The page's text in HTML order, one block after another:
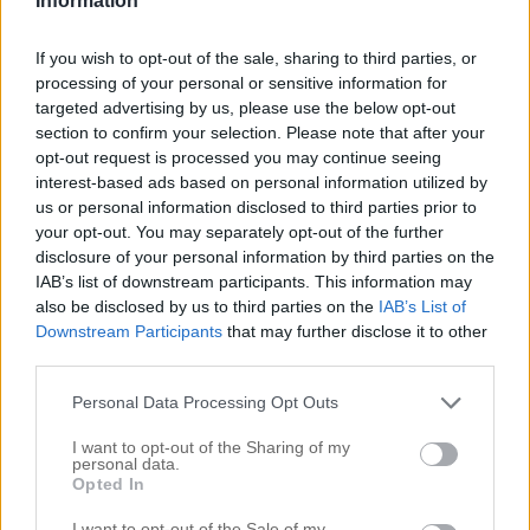
If you wish to opt-out of the sale, sharing to third parties, or
processing of your personal or sensitive information for
targeted advertising by us, please use the below opt-out
section to confirm your selection. Please note that after your
opt-out request is processed you may continue seeing
interest-based ads based on personal information utilized by
us or personal information disclosed to third parties prior to
your opt-out. You may separately opt-out of the further
disclosure of your personal information by third parties on the
IAB’s list of downstream participants. This information may
also be disclosed by us to third parties on the IAB’s List of
Downstream Participants that may further disclose it to other
Personal Data Processing Opt Outs
I want to opt-out of the Sharing of my
personal data.
Opted In
.
Lite pics från Beas nyfixade rum idag! Visade på story och
jag har typ blivit dränkt av frågor och kommentarer om
detta hörn, riktigt kuul:) Yes jag är riktigt nöjd med hur det
börjar bli där inne och som tur är – Bea är helnöjd! Så glad
att vi gick på ett. blått tweenie (tonårs) rum, man blir ju
bara så glad av blått och av lite färg. Mellanskatten har
fått nytt skrivbord (från Voice) och skrivbordsstol (från
Muuto) och nya lampa som är den ballaste någonsin. Rätt
pricy yes men gör typ hela rummet – heter Lamp de
Marseille designad av Le Courbusier redan 1949, fast den
ser så modern ut. Love it